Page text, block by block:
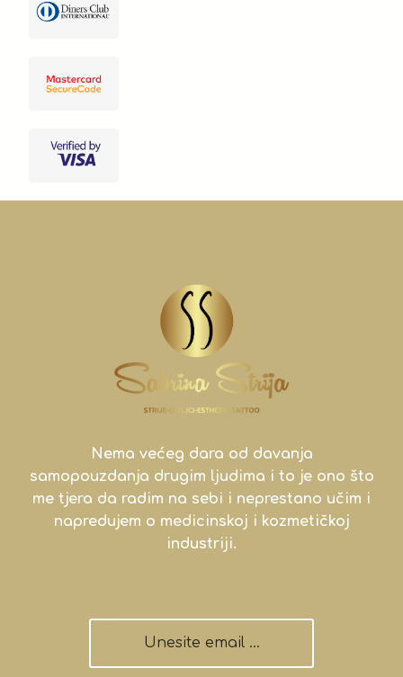
Nema većeg dara od davanja
samopouzdanja drugim ljudima i to je ono što
me tjera da radim na sebi i neprestano učim i
napredujem o medicinskoj i kozmetičkoj
industriji.